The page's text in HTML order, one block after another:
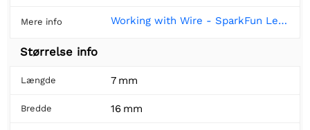
Mere info Working with Wire - SparkFun Learn
Størrelse info
Længde 7 mm
Bredde 16 mm